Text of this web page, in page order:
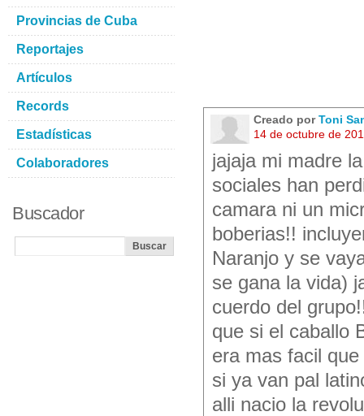
Creado porToni
14 de octubre de
jajaja mi madre
sociales han
camara ni un
boberias!!
Naranjo y se
se gana la vida)
cuerdo del
que si el caballo
era mas facil
si ya van pal
alli nacio la
Provincias de Cuba
Reportajes
Artículos
Records
Estadísticas
Colaboradores
Buscador